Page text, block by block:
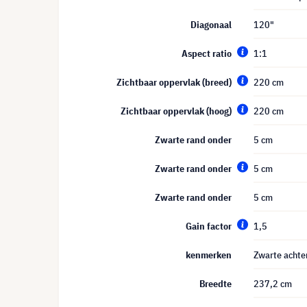
Diagonaal 120"
Aspect ratio 1:1
Zichtbaar oppervlak (breed) 220 cm
Zichtbaar oppervlak (hoog) 220 cm
Zwarte rand onder 5 cm
Zwarte rand onder 5 cm
Zwarte rand onder 5 cm
Gain factor 1,5
kenmerken Zwarte
Breedte 237,2 cm